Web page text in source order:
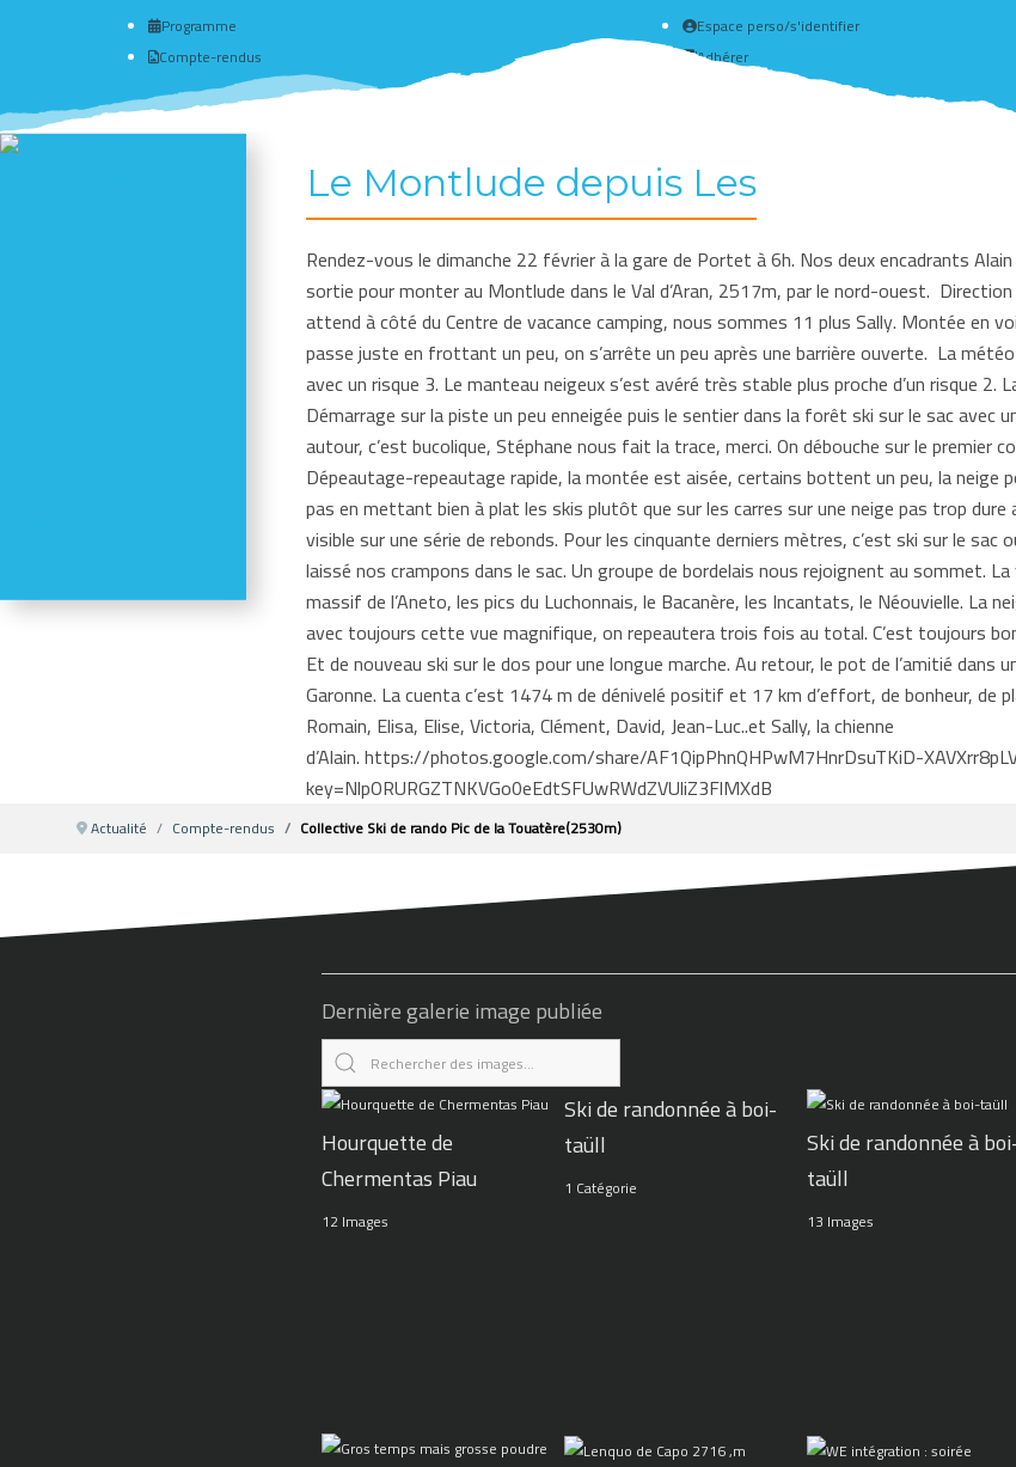
Programme
Compte-rendus
Espace perso/s'identifier
Adhérer
Créer un compte
Le Montlude depuis Les
Rendez-vous le dimanche 22 février à la gare de Portet à 6h. Nos deux encadrants
sortie pour monter au Montlude dans le Val d’Aran, 2517m, par le nord-ouest.
attend à côté du Centre de vacance camping, nous sommes 11 plus Sally. Montée en
passe juste en frottant un peu, on s’arrête un peu après une barrière ouverte. La
avec un risque 3. Le manteau neigeux s’est avéré très stable plus proche d’un risque
Démarrage sur la piste un peu enneigée puis le sentier dans la forêt ski sur le sac avec
autour, c’est bucolique, Stéphane nous fait la trace, merci. On débouche sur le premier
Dépeautage-repeautage rapide, la montée est aisée, certains bottent un peu, la neige
pas en mettant bien à plat les skis plutôt que sur les carres sur une neige pas trop
visible sur une série de rebonds. Pour les cinquante derniers mètres, c’est ski sur le sac
laissé nos crampons dans le sac. Un groupe de bordelais nous rejoignent au sommet.
massif de l’Aneto, les pics du Luchonnais, le Bacanère, les Incantats, le Néouvielle. La
avec toujours cette vue magnifique, on repeautera trois fois au total. C’est toujours
Et de nouveau ski sur le dos pour une longue marche. Au retour, le pot de l’amitié dans
Garonne. La cuenta c’est 1474 m de dénivelé positif et 17 km d’effort, de bonheur, de
Romain, Elisa, Elise, Victoria, Clément, David, Jean-Luc..et Sally, la chienne
d’Alain. https://photos.google.com/share/AF1QipPhnQHPwM7HnrDsuTKiD-
key=NlpORURGZTNKVGo0eEdtSFUwRWdZVUliZ3FlMXdB
Actualité Compte-rendus Collective Ski de rando Pic de la Touatère(2530m)
Dernière galerie image publiée
Hourquette de
Chermentas Piau
12 Images
Ski de randonnée à boi-
taüll
1 Catégorie
Ski de randonnée à
taüll
13 Images